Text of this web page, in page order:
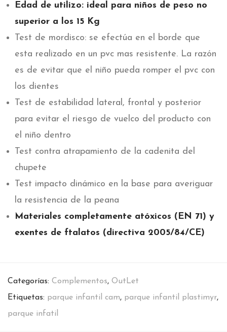
Edad de utilizo: ideal para niños de peso no
superior a los 15 Kg
Test de mordisco: se efectúa en el borde que
esta realizado en un pvc mas resistente. La razón
es de evitar que el niño pueda romper el pvc con
los dientes
Test de estabilidad lateral, frontal y posterior
para evitar el riesgo de vuelco del producto con
el niño dentro
Test contra atrapamiento de la cadenita del
chupete
Test impacto dinámico en la base para averiguar
la resistencia de la peana
Materiales completamente atóxicos (EN 71) y
exentes de ftalatos (directiva 2005/84/CE)
Categorías: Complementos, OutLet
Etiquetas: parque infantil cam, parque infantil plastimyr,
parque infatil